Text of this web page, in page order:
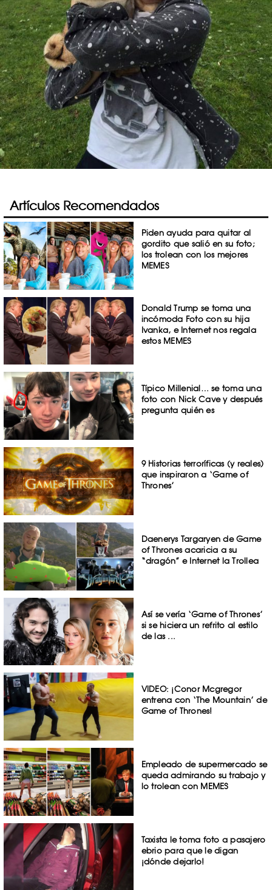
Artículos Recomendados
Piden ayuda para quitar al
gordito que salió en su foto;
los trolean con los mejores
MEMES
Donald Trump se toma una
incómoda Foto con su hija
Ivanka, e Internet nos regala
estos MEMES
Típico Millenial… se toma una
foto con Nick Cave y después
pregunta quién es
9 Historias terroríficas (y reales)
que inspiraron a ‘Game of
Thrones’
Daenerys Targaryen de Game
of Thrones acaricia a su
“dragón” e Internet la Trollea
Así se vería ‘Game of Thrones’
si se hiciera un refrito al estilo
de las ...
VIDEO: ¡Conor Mcgregor
entrena con ‘The Mountain’ de
Game of Thrones!
Empleado de supermercado se
queda admirando su trabajo y
lo trolean con MEMES
Taxista le toma foto a pasajero
ebrio para que le digan
¡dónde dejarlo!